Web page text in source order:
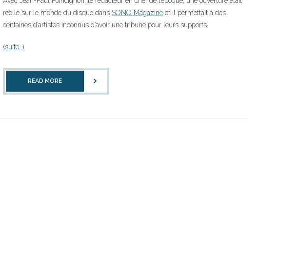
réelle sur le monde du disque dans SONO Magazine et il permettait à des
centaines d’artistes inconnus d’avoir une tribune pour leurs supports.
(suite…)
READ MORE